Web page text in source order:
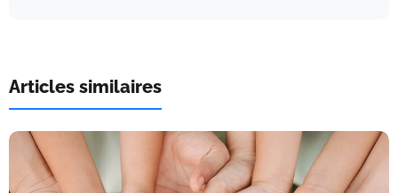
Articles similaires